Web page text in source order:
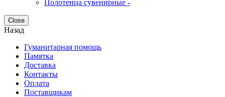
Полотенца сувенирные -
Close
Назад
Гуманитарная помощь
Памятка
Доставка
Контакты
Оплата
Поставщикам